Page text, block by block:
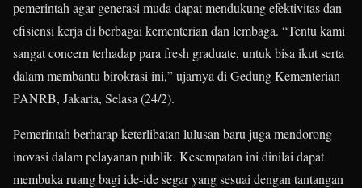
pemerintah agar generasi muda dapat mendukung efektivitas dan
efisiensi kerja di berbagai kementerian dan lembaga. “Tentu kami
sangat concern terhadap para fresh graduate, untuk bisa ikut serta
dalam membantu birokrasi ini,” ujarnya di Gedung Kementerian
PANRB, Jakarta, Selasa (24/2).
Pemerintah berharap keterlibatan lulusan baru juga mendorong
inovasi dalam pelayanan publik. Kesempatan ini dinilai dapat
membuka ruang bagi ide-ide segar yang sesuai dengan tantangan